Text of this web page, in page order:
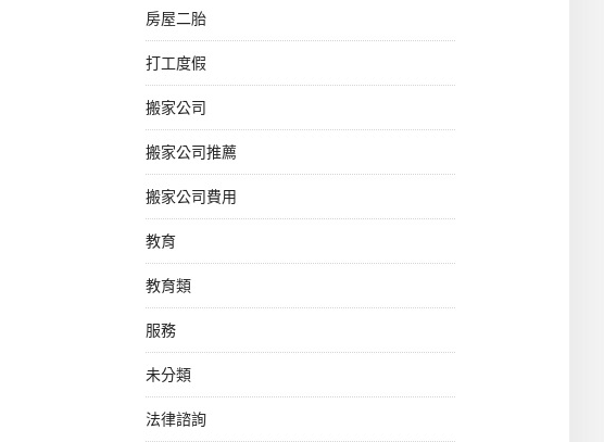
房屋二胎
打工度假
搬家公司
搬家公司推薦
搬家公司費用
教育
教育類
服務
未分類
法律諮詢